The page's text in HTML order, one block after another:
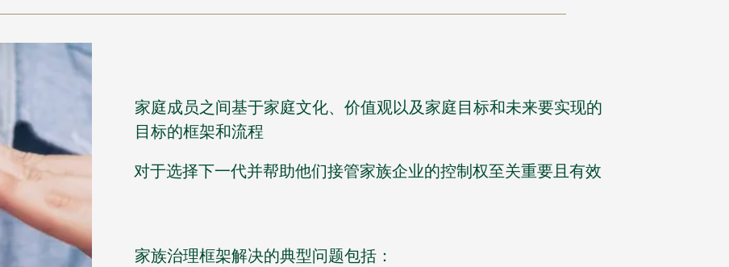
家庭成员之间基于家庭文化、价值观以及家庭目标和未来要实现的
目标的框架和流程
对于选择下一代并帮助他们接管家族企业的控制权至关重要且有效
家族治理框架解决的典型问题包括：